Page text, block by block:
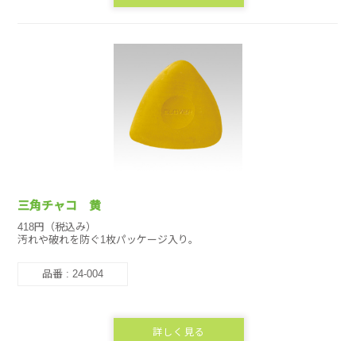
三角チャコ 黄
418円（税込み）
汚れや破れを防ぐ1枚パッケージ入り。
品番 : 24-004
詳しく見る